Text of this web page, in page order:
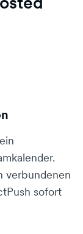
verbundenen
sofort